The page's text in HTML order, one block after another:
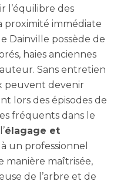
l’équilibre des
proximité immédiate
Dainville possède de
haies anciennes
Sans entretien
peuvent devenir
lors des épisodes de
fréquents dans le
élagage et
à un professionnel
manière maîtrisée,
de l’arbre et de